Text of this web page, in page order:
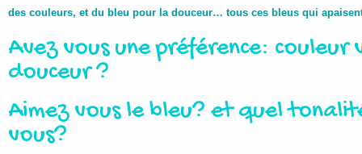
des couleurs, et du bleu pour la douceur… tous ces bleus qui
Avez vous une préférence: couleur
douceur ?
Aimez vous le bleu? et quel
vous?